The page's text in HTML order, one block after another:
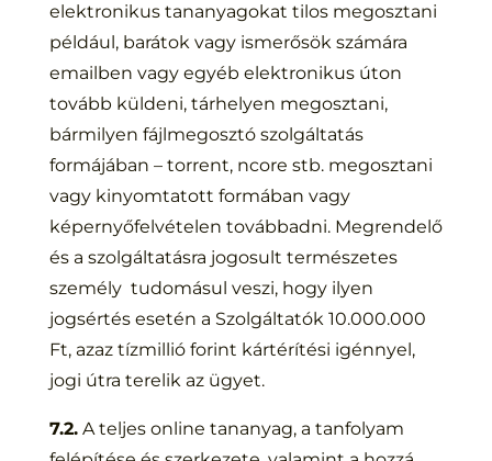
elektronikus tananyagokat tilos megosztani
például, barátok vagy ismerősök számára
emailben vagy egyéb elektronikus úton
tovább küldeni, tárhelyen megosztani,
bármilyen fájlmegosztó szolgáltatás
formájában – torrent, ncore stb. megosztani
vagy kinyomtatott formában vagy
képernyőfelvételen továbbadni. Megrendelő
és a szolgáltatásra jogosult természetes
személy tudomásul veszi, hogy ilyen
jogsértés esetén a Szolgáltatók 10.000.000
Ft, azaz tízmillió forint kártérítési igénnyel,
jogi útra terelik az ügyet.
7.2.A teljes online tananyag, a tanfolyam